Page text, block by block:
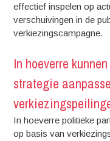
effectief inspelen op
verschuivingen in de
verkiezingscampagne.
In hoeverre
strategie
In hoeverre politieke
op basis van